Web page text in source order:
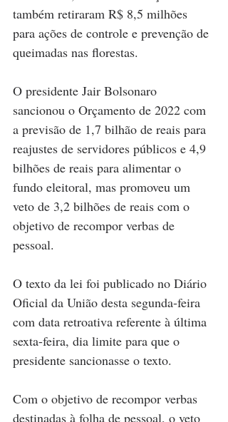
também retiraram R$ 8,5 milhões
para ações de controle e prevenção de
queimadas nas florestas.
O presidente Jair Bolsonaro
sancionou o Orçamento de 2022 com
a previsão de 1,7 bilhão de reais para
reajustes de servidores públicos e 4,9
bilhões de reais para alimentar o
fundo eleitoral, mas promoveu um
veto de 3,2 bilhões de reais com o
objetivo de recompor verbas de
pessoal.
O texto da lei foi publicado no Diário
Oficial da União desta segunda-feira
com data retroativa referente à última
sexta-feira, dia limite para que o
presidente sancionasse o texto.
Com o objetivo de recompor verbas
destinadas à folha de pessoal, o veto